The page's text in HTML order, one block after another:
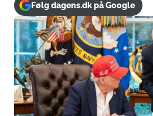
Følg dagens.dk på Google